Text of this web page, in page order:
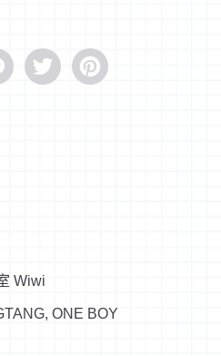
Twitter Pinterest
Wiwi
ONE BOY